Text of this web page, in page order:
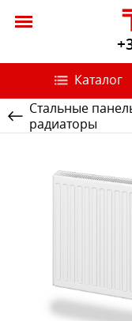
Каталог
Стальные
радиаторы